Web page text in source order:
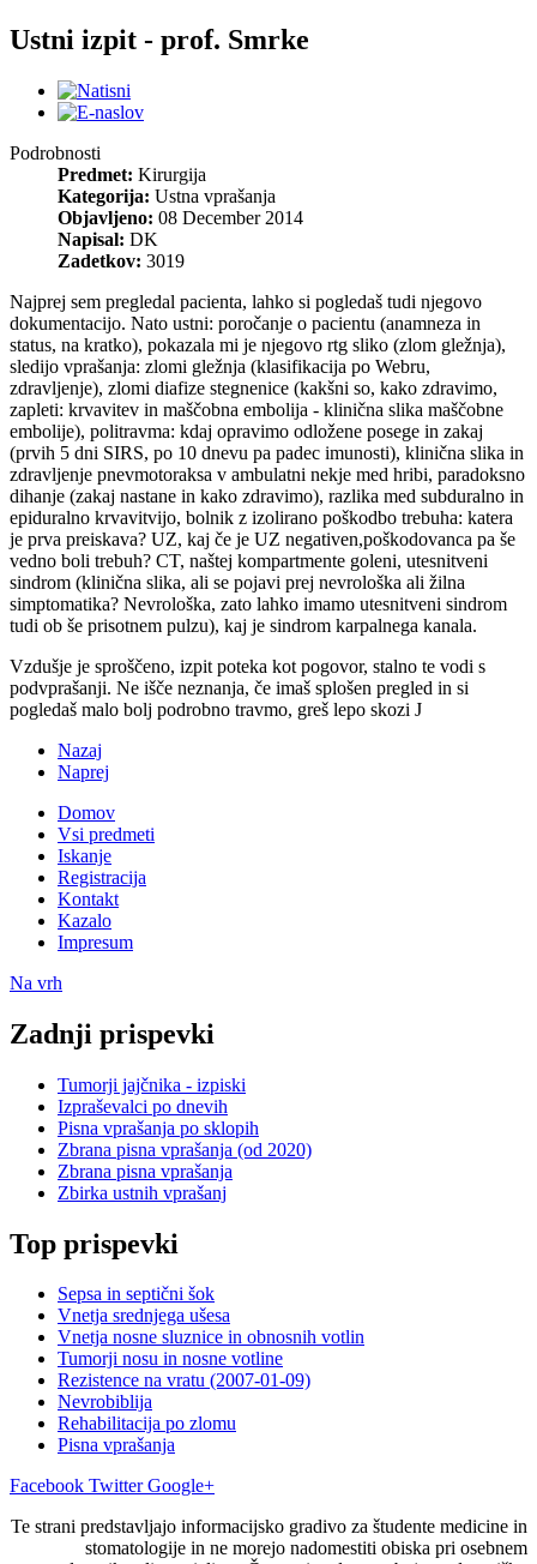
Ustni izpit - prof. Smrke
Podrobnosti
Predmet: Kirurgija
Kategorija: Ustna vprašanja
Objavljeno: 08 December 2014
Napisal: DK
Zadetkov: 3019
Najprej sem pregledal pacienta, lahko si pogledaš tudi njegovo
dokumentacijo. Nato ustni: poročanje o pacientu (anamneza in
status, na kratko), pokazala mi je njegovo rtg sliko (zlom gležnja),
sledijo vprašanja: zlomi gležnja (klasifikacija po Webru,
zdravljenje), zlomi diafize stegnenice (kakšni so, kako zdravimo,
zapleti: krvavitev in maščobna embolija - klinična slika maščobne
embolije), politravma: kdaj opravimo odložene posege in zakaj
(prvih 5 dni SIRS, po 10 dnevu pa padec imunosti), klinična slika in
zdravljenje pnevmotoraksa v ambulatni nekje med hribi, paradoksno
dihanje (zakaj nastane in kako zdravimo), razlika med subduralno in
epiduralno krvavitvijo, bolnik z izolirano poškodbo trebuha: katera
je prva preiskava? UZ, kaj če je UZ negativen,poškodovanca pa še
vedno boli trebuh? CT, naštej kompartmente goleni, utesnitveni
sindrom (klinična slika, ali se pojavi prej nevrološka ali žilna
simptomatika? Nevrološka, zato lahko imamo utesnitveni sindrom
tudi ob še prisotnem pulzu), kaj je sindrom karpalnega kanala.
Vzdušje je sproščeno, izpit poteka kot pogovor, stalno te vodi s
podvprašanji. Ne išče neznanja, če imaš splošen pregled in si
pogledaš malo bolj podrobno travmo, greš lepo skozi J
Nazaj
Naprej
Domov
Vsi predmeti
Iskanje
Registracija
Kontakt
Kazalo
Impresum
Na vrh
Zadnji prispevki
Tumorji jajčnika - izpiski
Izpraševalci po dnevih
Pisna vprašanja po sklopih
Zbrana pisna vprašanja (od 2020)
Zbrana pisna vprašanja
Zbirka ustnih vprašanj
Top prispevki
Sepsa in septični šok
Vnetja srednjega ušesa
Vnetja nosne sluznice in obnosnih votlin
Tumorji nosu in nosne votline
Rezistence na vratu (2007-01-09)
Nevrobiblija
Rehabilitacija po zlomu
Pisna vprašanja
Facebook Twitter Google+
Te strani predstavljajo informacijsko gradivo za študente medicine in
stomatologije in ne morejo nadomestiti obiska pri osebnem